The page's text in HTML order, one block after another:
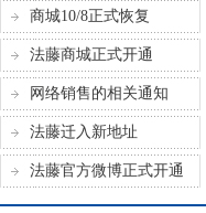
商城10/8正式恢复
法藤商城正式开通
网络销售的相关通知
法藤迁入新地址
法藤官方微博正式开通